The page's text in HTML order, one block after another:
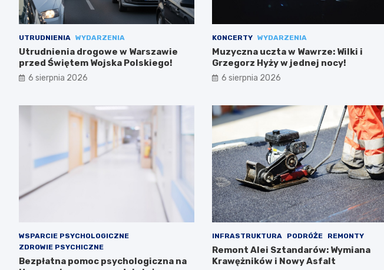
UTRUDNIENIA WYDARZENIA
Utrudnienia drogowe w Warszawie
przed Świętem Wojska Polskiego!
6 sierpnia 2026
KONCERTY WYDARZENIA
Muzyczna uczta w Wawrze: Wilki i
Grzegorz Hyży w jednej nocy!
6 sierpnia 2026
WSPARCIE PSYCHOLOGICZNE
ZDROWIE PSYCHICZNE
Bezpłatna pomoc psychologiczna na
INFRASTRUKTURA PODRÓŻE REMONTY
Remont Alei Sztandarów: Wymiana
Krawężników i Nowy Asfalt